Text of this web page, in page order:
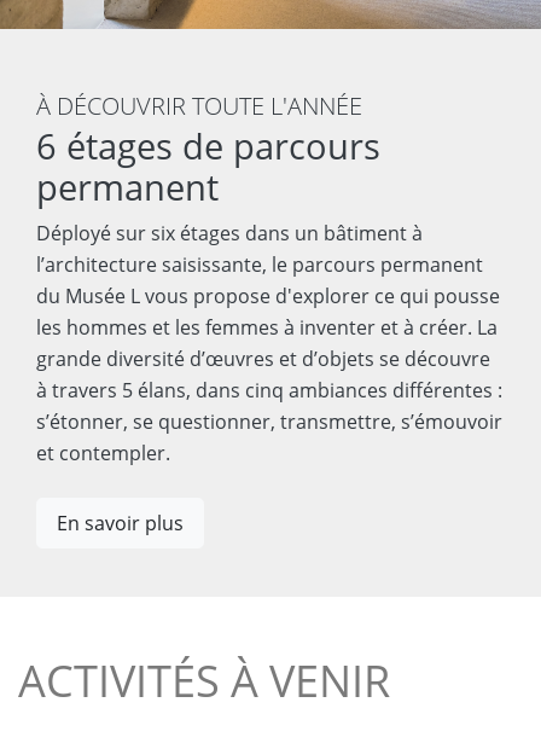
À DÉCOUVRIR TOUTE L'ANNÉE
6 étages de parcours
permanent
Déployé sur six étages dans un bâtiment à
l’architecture saisissante, le parcours permanent
du Musée L vous propose d'explorer ce qui pousse
les hommes et les femmes à inventer et à créer. La
grande diversité d’œuvres et d’objets se découvre
à travers 5 élans, dans cinq ambiances différentes :
s’étonner, se questionner, transmettre, s’émouvoir
et contempler.
En savoir plus
ACTIVITÉS À VENIR